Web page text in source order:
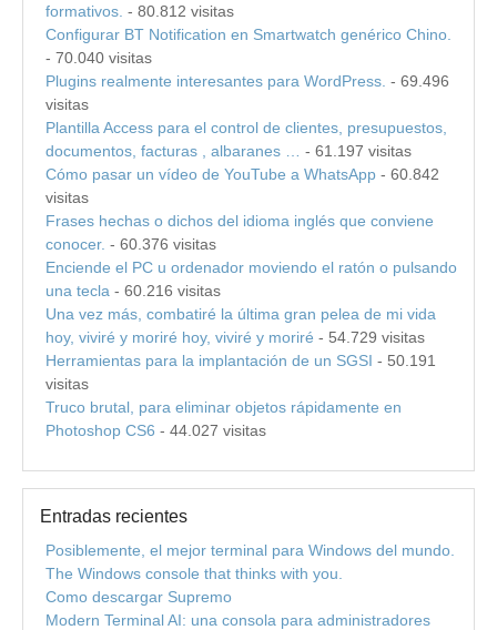
formativos. - 80.812 visitas
Configurar BT Notification en Smartwatch genérico Chino.
- 70.040 visitas
Plugins realmente interesantes para WordPress. - 69.496
visitas
Plantilla Access para el control de clientes, presupuestos,
documentos, facturas , albaranes …
- 61.197 visitas
Cómo pasar un vídeo de YouTube a WhatsApp - 60.842
visitas
Frases hechas o dichos del idioma inglés que conviene
conocer. - 60.376 visitas
Enciende el PC u ordenador moviendo el ratón o pulsando
una tecla - 60.216 visitas
Una vez más, combatiré la última gran pelea de mi vida
hoy, viviré y moriré hoy, viviré y moriré - 54.729 visitas
Herramientas para la implantación de un SGSI - 50.191
visitas
Truco brutal, para eliminar objetos rápidamente en
Photoshop CS6 - 44.027 visitas
Entradas recientes
Posiblemente, el mejor terminal para Windows del mundo.
The Windows console that thinks with you.
Como descargar Supremo
Modern Terminal AI: una consola para administradores